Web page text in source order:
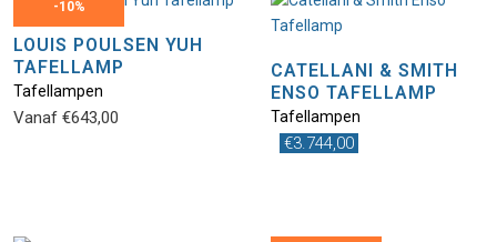
-10%
LOUIS POULSEN YUH
TAFELLAMP
Tafellampen
Vanaf €643,00
CATELLANI & SMITH
ENSO TAFELLAMP
Tafellampen
€3.744,00